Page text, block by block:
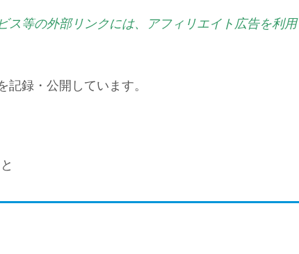
等の外部リンクには、アフィリエイト広告を利用
録・公開しています。